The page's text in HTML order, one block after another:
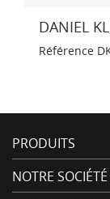
DANIEL
Référence
PRODUITS
NOTRE SOCIÉTÉ